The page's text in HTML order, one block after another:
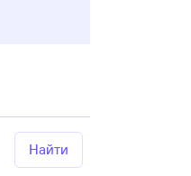
Найти